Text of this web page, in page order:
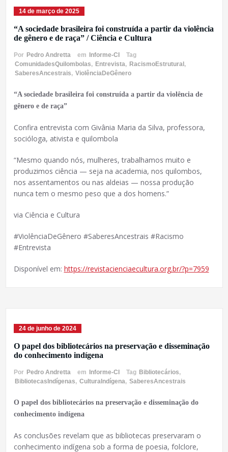
14 de março de 2025
“A sociedade brasileira foi construída a partir da violência
de gênero e de raça” / Ciência e Cultura
Por Pedro Andretta em Informe-CI
Tag
ComunidadesQuilombolas, Entrevista, RacismoEstrutural ,
SaberesAncestrais, ViolênciaDeGênero
“A sociedade brasileira foi construída a partir da violência de
gênero e de raça”
Confira entrevista com Givânia Maria da Silva, professora,
socióloga, ativista e quilombola
“Mesmo quando nós, mulheres, trabalhamos muito e
produzimos ciência — seja na academia, nos quilombos,
nos assentamentos ou nas aldeias — nossa produção
nunca tem o mesmo peso que a dos homens.”
via Ciência e Cultura
#ViolênciaDeGênero #SaberesAncestrais #Racismo
#Entrevista
Disponível em: https://revistacienciaecultura.org.br/?p=7959
24 de junho de 2024
O papel dos bibliotecários na preservação e disseminação
do conhecimento indígena
Por Pedro Andretta em Informe-CI Tag Bibliotecários,
BibliotecasIndígenas, CulturaIndígena, SaberesAncestrais
O papel dos bibliotecários na preservação e disseminação do
conhecimento indígena
As conclusões revelam que as bibliotecas preservaram o
conhecimento indígena sob a forma de poesia, folclore,